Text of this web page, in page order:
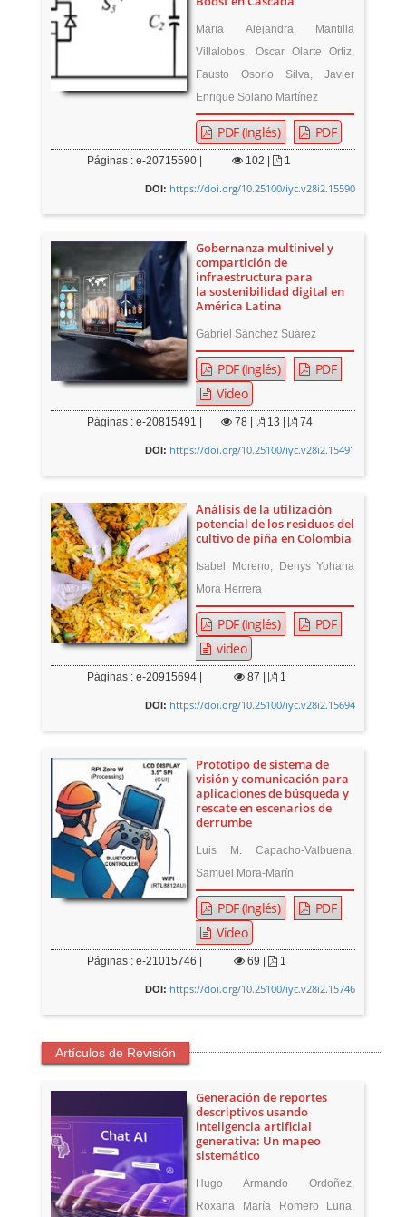
María Alejandra Mantilla
Villalobos, Oscar Olarte Ortiz,
Fausto Osorio Silva, Javier
Enrique Solano Martínez
PDF (Inglés) PDF
Páginas : e-20715590 | 102 1
DOI: https://doi.org/10.25100/iyc.v28i2.15590
Gobernanza multinivel y
compartición de
infraestructura para
la sostenibilidad digital en
América Latina
Gabriel Sánchez Suárez
PDF (Inglés)
PDF
Video
Páginas : e-20815491 | 78 13 | 74
DOI: https://doi.org/10.25100/iyc.v28i2.15491
Análisis de la utilización
potencial de los residuos del
cultivo de piña en Colombia
Isabel Moreno, Denys Yohana
Mora Herrera
PDF (Inglés)
PDF
video
Páginas : e-20915694 | 87 1
DOI: https://doi.org/10.25100/iyc.v28i2.15694
Prototipo de sistema de
visión y comunicación para
aplicaciones de búsqueda y
rescate en escenarios de
derrumbe
Luis M. Capacho-Valbuena,
Samuel Mora-Marín
PDF (Inglés)
PDF
Video
Páginas : e-21015746 | 69 1
DOI: https://doi.org/10.25100/iyc.v28i2.15746
Artículos de Revisión
Generación de reportes
descriptivos usando
inteligencia artificial
generativa: Un mapeo
sistemático
Hugo Armando Ordoñez,
Roxana María Romero Luna,